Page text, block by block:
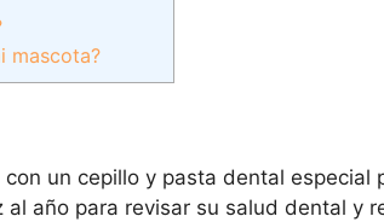
mascota?
un cepillo y pasta dental especial
al año para revisar su salud dental y